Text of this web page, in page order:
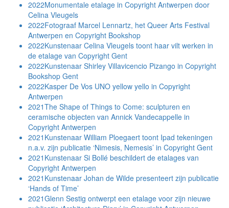
2022Monumentale etalage in Copyright Antwerpen door
Celina Vleugels
2022Fotograaf Marcel Lennartz, het Queer Arts Festival
Antwerpen en Copyright Bookshop
2022Kunstenaar Celina Vleugels toont haar vilt werken in
de etalage van Copyright Gent
2022Kunstenaar Shirley Villavicencio Pizango in Copyright
Bookshop Gent
2022Kasper De Vos UNO yellow yello in Copyright
Antwerpen
2021The Shape of Things to Come: sculpturen en
ceramische objecten van Annick Vandecappelle in
Copyright Antwerpen
2021 Kunstenaar William Ploegaert toont Ipad tekeningen
n.a.v. zijn publicatie ‘Nimesis, Nemesis’ in Copyright Gent
2021 Kunstenaar Si Bollé beschildert de etalages van
Copyright Antwerpen
2021 Kunstenaar Johan de Wilde presenteert zijn publicatie
‘Hands of Time’
2021Glenn Sestig ontwerpt een etalage voor zijn nieuwe